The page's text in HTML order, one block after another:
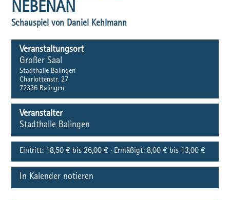
NEBENAN
Schauspiel von Daniel Kehlmann
Veranstaltungsort
Großer Saal
Stadthalle Balingen
Charlottenstr. 27
72336 Balingen
Veranstalter
Stadthalle Balingen
Eintritt: 18,50 € bis 26,00 € · Ermäßigt: 8,00 € bis 13,00 €
In Kalender notieren